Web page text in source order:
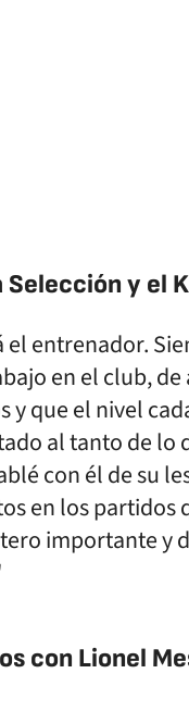
Selección y el
el entrenador.
en el club, de
y que el nivel
al tanto de lo
con él de su
en los partidos
importante y
con Lionel